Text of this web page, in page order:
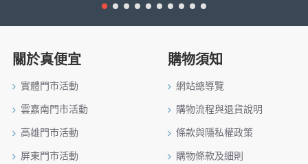
關於真便宜
實體門市活動
雲嘉南門市活動
高雄門市活動
屏東門市活動
購物須知
網站總導覽
購物流程與退貨說明
條款與隱私權政策
購物條款及細則